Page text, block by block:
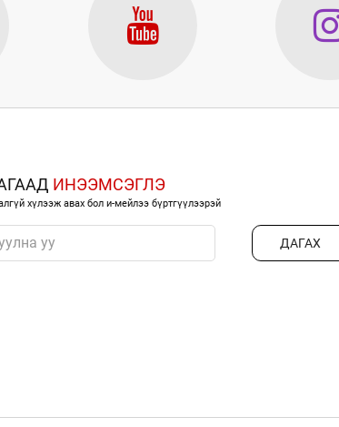
ИНЭЭМСЭГЛЭ
хүлээж авах бол и-мейлээ бүртгүүлээрэй
ДАГАХ